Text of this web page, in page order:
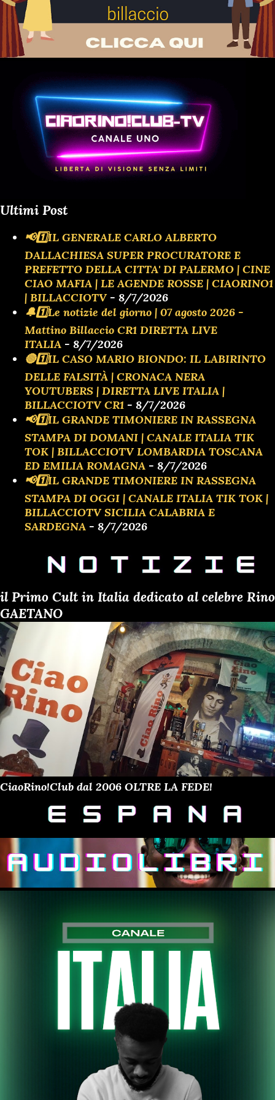
Ultimi Post
📢1️⃣IL GENERALE CARLO ALBERTO
DALLACHIESA SUPER PROCURATORE E
PREFETTO DELLA CITTA' DI PALERMO | CINE
CIAO MAFIA | LE AGENDE ROSSE | CIAORINO1
| BILLACCIOTV- 8/7/2026
🔔1️⃣Le notizie del giorno | 07 agosto 2026 -
Mattino Billaccio CR1 DIRETTA LIVE
ITALIA - 8/7/2026
🔴1️⃣IL CASO MARIO BIONDO: IL LABIRINTO
DELLE FALSITÀ | CRONACA NERA
YOUTUBERS | DIRETTA LIVE ITALIA |
BILLACCIOTV CR1 - 8/7/2026
📢1️⃣IL GRANDE TIMONIERE IN RASSEGNA
STAMPA DI DOMANI | CANALE ITALIA TIK
TOK | BILLACCIOTV LOMBARDIA TOSCANA
ED EMILIA ROMAGNA - 8/7/2026
📢1️⃣IL GRANDE TIMONIERE IN RASSEGNA
STAMPA DI OGGI | CANALE ITALIA TIK TOK |
BILLACCIOTV SICILIA CALABRIA E
SARDEGNA - 8/7/2026
il Primo Cult in Italia dedicato al celebre Rino
GAETANO
CiaoRino!Club dal 2006 OLTRE LA FEDE!